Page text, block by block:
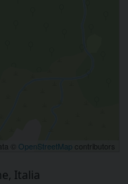
© OpenStreetMap contributors
Italia